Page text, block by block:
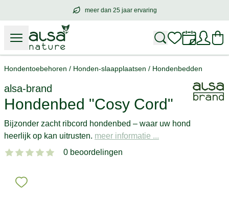
meer dan 25 jaar ervaring
meer dan25 jaar ervaring
Hondentoebehoren / Honden-slaapplaatsen / Hondenbedden
alsa-brand
Hondenbed "Cosy Cord"
Bijzonder zacht ribcord hondenbed – waar uw hond
heerlijk op kan uitrusten. meer informatie ...
0 beoordelingen